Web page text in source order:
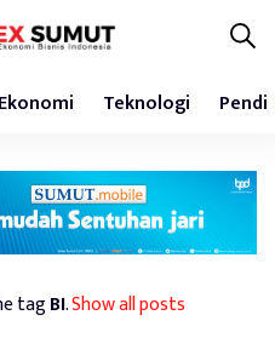
Ekonomi Teknologi
tagBI.Show all posts